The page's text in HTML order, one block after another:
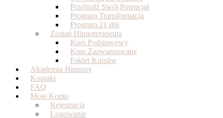
Przebudź Swój Potencjał
Program Transformacja
Program 21 dni
Zostań Hipnoterapeutą
Kurs Podstawowy
Kurs Zaawansowany
Pakiet Kursów
Akademia Hipnozy
Kontakt
FAQ
Moje Konto
Rejestracja
Logowanie